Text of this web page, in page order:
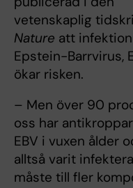
vetenskaplig
Nature att
Epstein-Barrvirus,
ökar risken.
– Men över 90
oss har
EBV i vuxen ålder
alltså varit
måste till fler